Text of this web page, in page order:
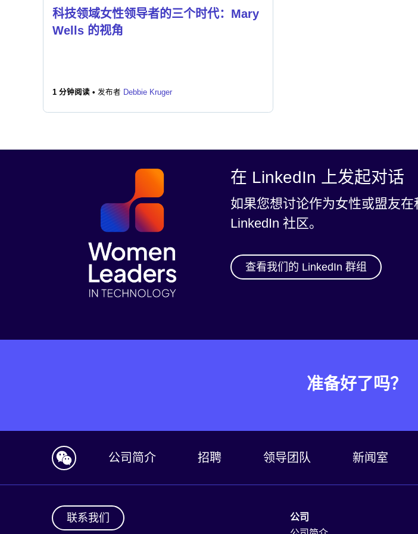
科技领域女性领导者的三个时代：Mary
Wells 的视角
1 分钟阅读 • 发布者 Debbie Kruger
在 LinkedIn 上发起对话
如果您想讨论作为女性或盟友
LinkedIn 社区。
查看我们的 LinkedIn 群组
准备好了吗？
公司简介 招聘 领导团队 新闻室
联系我们
公司